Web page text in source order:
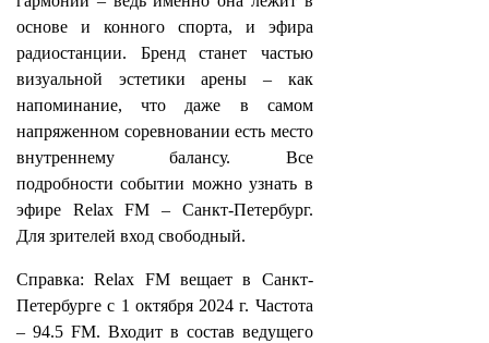
основе и конного спорта, и эфира
радиостанции. Бренд станет частью
визуальной эстетики арены – как
напоминание, что даже в самом
напряженном соревновании есть место
внутреннему балансу. Все
подробности событии можно узнать в
эфире Relax FM – Санкт‑Петербург.
Для зрителей вход свободный.
Справка: Relax FM вещает в Санкт-
Петербурге с 1 октября 2024 г. Частота
– 94.5 FM. Входит в состав ведущего